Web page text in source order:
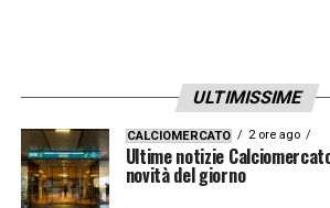
LA PLAYLIST DELLE NOSTRE
ULTIMISSIME
CALCIOMERCATO 2 ore ago
Ultime notizie
novità del giorno